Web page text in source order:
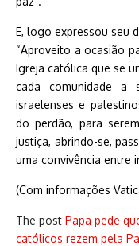
E, logo expressou seu
“Aproveito a ocasião
Igreja católica que se
cada comunidade a
israelenses e
do perdão, para
justiça, abrindo-se,
uma convivência entre
(Com informações
The post Papa pede
católicos rezem pela